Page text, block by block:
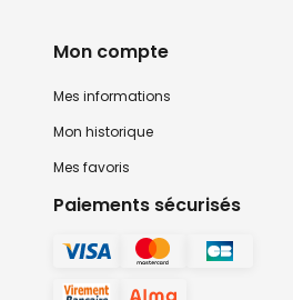
Mon compte
Mes informations
Mon historique
Mes favoris
Paiements sécurisés